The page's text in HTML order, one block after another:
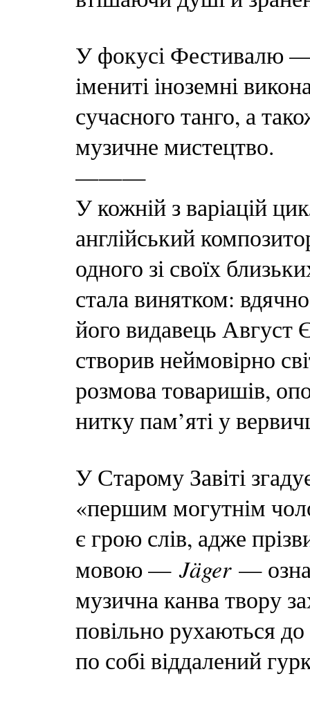
У фокусі Фестивалю —
імениті іноземні
сучасного танго, а
музичне мистецтво.
———
У кожній з варіацій
англійський
одного зі своїх
стала винятком:
його видавець Август
створив неймовірно
розмова товаришів,
нитку пам’яті у
У Старому Завіті
«першим могутнім
є грою слів, адже
мовою —Jäger—
музична канва твору
повільно рухаються
по собі віддалений